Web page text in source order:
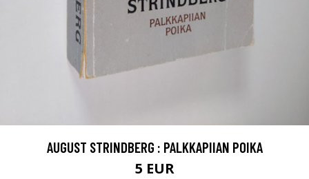
AUGUST STRINDBERG : PALKKAPIIAN POIKA
5 EUR